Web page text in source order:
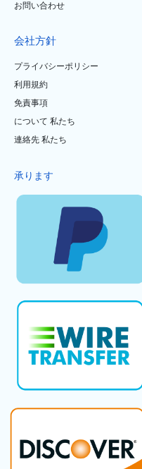
お問い合わせ
会社方針
プライバシーポリシー
利用規約
免責事項
について 私たち
連絡先 私たち
承ります